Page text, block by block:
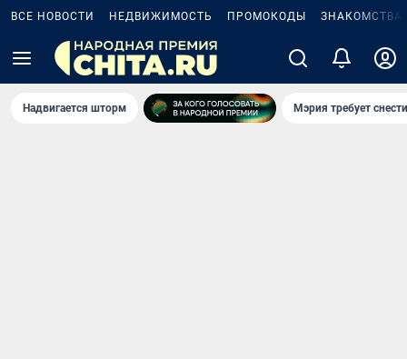
ВСЕ НОВОСТИ НЕДВИЖИМОСТЬ ПРОМОКОДЫ ЗНАКОМСТВА
Надвигается шторм Мэрия требует